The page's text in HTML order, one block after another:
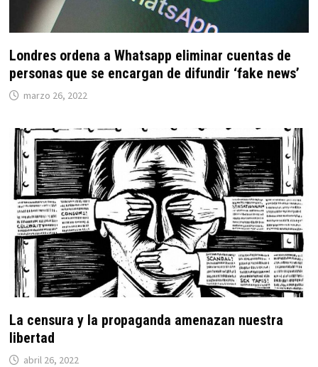
Londres ordena a Whatsapp eliminar cuentas de
personas que se encargan de difundir ‘fake news’
marzo 26, 2022
La censura y la propaganda amenazan nuestra
libertad
abril 26, 2022